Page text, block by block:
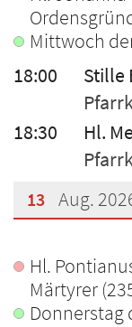
Mittwoch
18:00
Stille
18:30
Hl.
13 Aug.
Hl.
Märtyrer
Donnerstag